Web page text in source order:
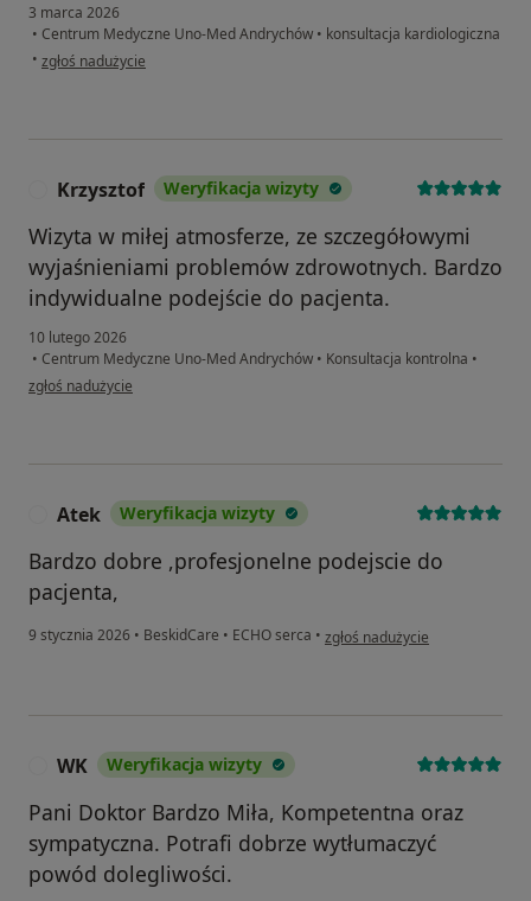
3 marca 2026
• Centrum Medyczne Uno-Med Andrychów • konsultacja kardiologiczna
• w opinii użytkownika Patryk
zgłoś nadużycie
Krzysztof Weryfikacja wizyty
Wizyta w miłej atmosferze, ze szczegółowymi
wyjaśnieniami problemów zdrowotnych. Bardzo
indywidualne podejście do pacjenta.
10 lutego 2026
• Centrum Medyczne Uno-Med Andrychów • Konsultacja kontrolna •
w opinii użytkownika Krzysztof
zgłoś nadużycie
Atek Weryfikacja wizyty
Bardzo dobre ,profesjonelne podejscie do
pacjenta,
9 stycznia 2026 • BeskidCare • ECHO serca • w opinii użytkownika Atek
zgłoś nadużycie
WK Weryfikacja wizyty
Pani Doktor Bardzo Miła, Kompetentna oraz
sympatyczna. Potrafi dobrze wytłumaczyć
powód dolegliwości.